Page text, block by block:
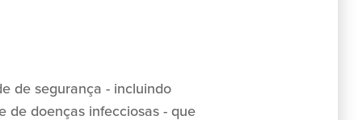
de segurança - incluindo
de doenças infecciosas - que